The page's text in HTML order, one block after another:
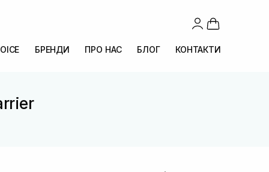
БРЕНДИ ПРО НАС БЛОГ КОНТАКТИ